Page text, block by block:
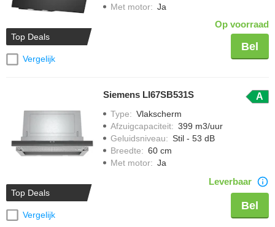
Top Deals
Vergelijk
Met motor: Ja
Op voorraad
Bel
Top Deals
Vergelijk
Siemens LI67SB531S A
Type: Vlakscherm
Afzuigcapaciteit: 399 m3/uur
Geluidsniveau: Stil - 53 dB
Breedte: 60 cm
Met motor: Ja
Leverbaar
Bel